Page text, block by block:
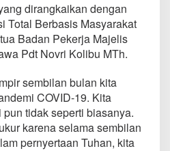
h
a
s
a
,
O
R
K
u
n
j
dirangkaikan dengan
Total Berbasis Masyarakat
Badan Pekerja Majelis
Pdt Novri Kolibu MTh.
sembilan bulan kita
COVID-19. Kita
tidak seperti biasanya.
karena selama sembilan
pernyertaan Tuhan, kita